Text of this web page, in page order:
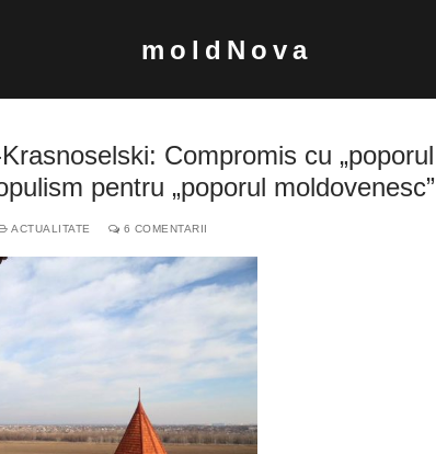
moldNova
Compromis cu „poporul
pentru „poporul moldovenesc”
ACTUALITATE 6 COMENTARII